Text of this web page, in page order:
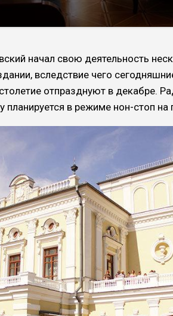
начал свою деятельность
вследствие чего
отпразднуют в декабре.
планируется в режиме нон-стоп на